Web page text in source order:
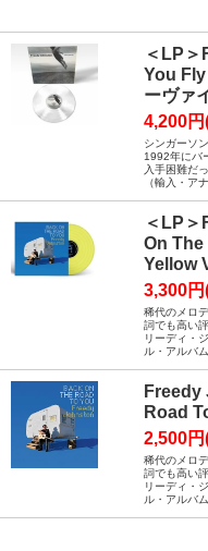
＜LP
You Fly
ーヴァ
4,200
シンガーソ
1992年にバ
入手困難だ
（輸入・ア
＜LP
On The
Yellow
3,300
稀代のメロ
詞でも高い
リーディ・
ル・アルバ
Freedy
Road
2,500
稀代のメロ
詞でも高い
リーディ・
ル・アルバム